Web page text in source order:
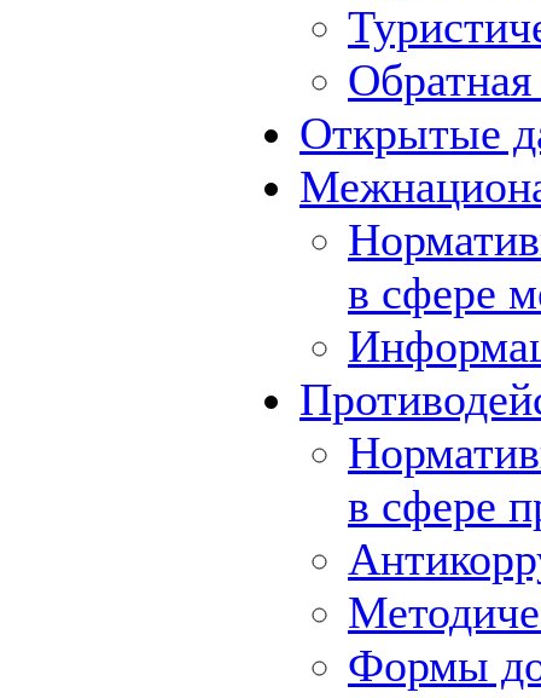
Обратная
Открытые
в сфере
в сфере
Формы